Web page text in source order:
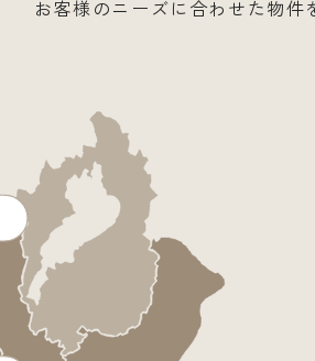
お客様のニーズに合わせた物件